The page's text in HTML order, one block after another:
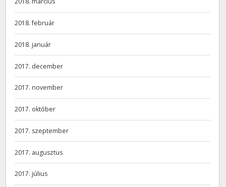
2018. február
2018. január
2017. december
2017. november
2017. október
2017. szeptember
2017. augusztus
2017. július